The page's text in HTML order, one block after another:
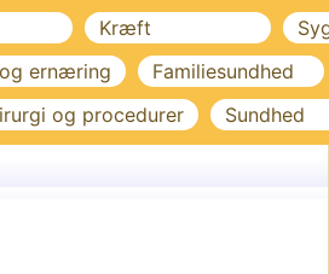
Kræft
ernæring Familiesundhed
og procedurer Sundhed